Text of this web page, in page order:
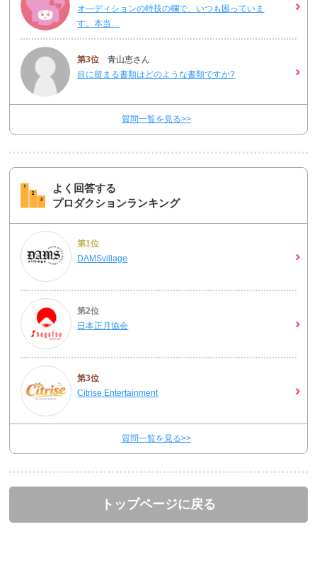
オ―ディションの特技の欄で、いつも困っていま
す。本当…
第3位 青山恵さん
目に留まる書類はどのような書類ですか?
質問一覧を見る>>
よく回答する
プロダクションランキング
第1位
DAMSvillage
第2位
日本正月協会
第3位
Citrise Entertainment
質問一覧を見る>>
トップページに戻る